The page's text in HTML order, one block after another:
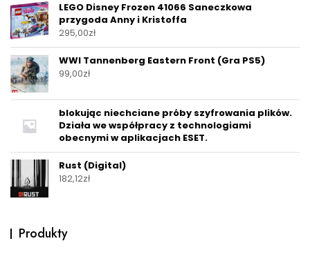
LEGO Disney Frozen 41066 Saneczkowa
przygoda Anny i Kristoffa
295,00zł
WWI Tannenberg Eastern Front (Gra PS5)
99,00zł
blokując niechciane próby szyfrowania plików.
Działa we współpracy z technologiami
obecnymi w aplikacjach ESET.
Rust (Digital)
182,12zł
Produkty